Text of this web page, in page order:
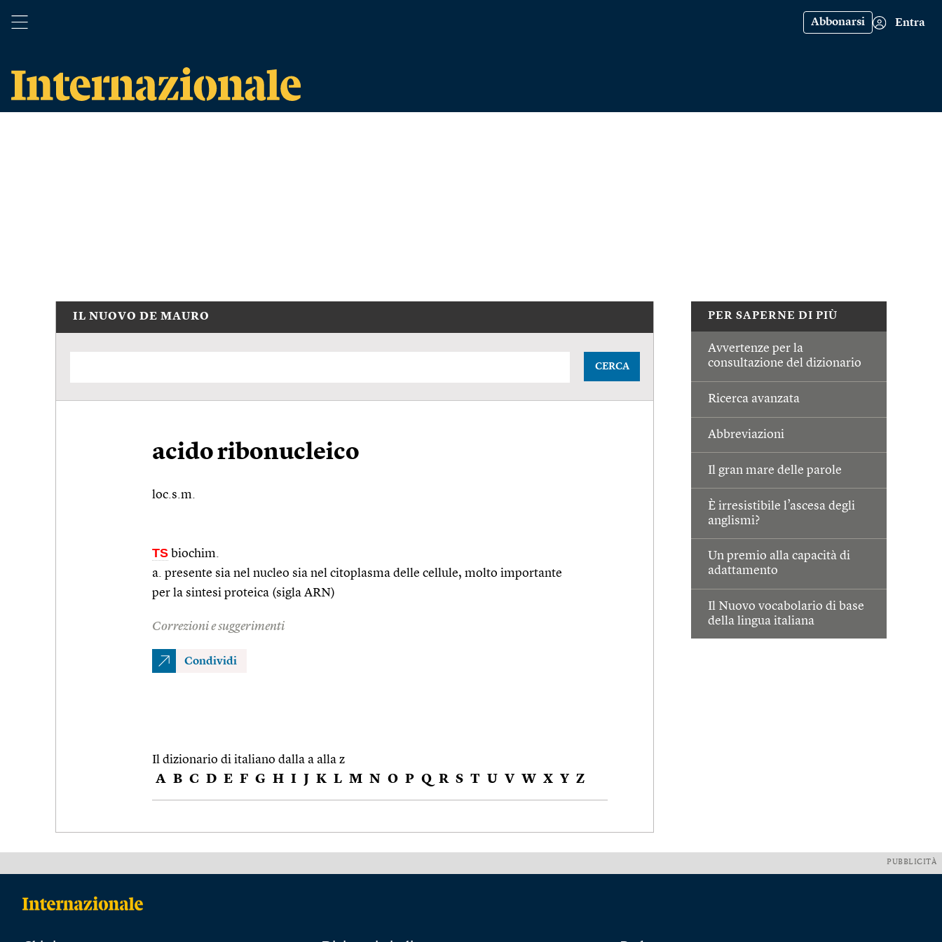
Abbonarsi Entra
PER SAPERNE DI PIÙ
Avvertenze per la
consultazione del dizionario
Ricerca avanzata
Abbreviazioni
Il gran mare delle parole
È irresistibile l’ascesa degli
anglismi?
Un premio alla capacità di
adattamento
Il Nuovo vocabolario di base
della lingua italiana
IL NUOVO DE MAURO
CERCA
acido ribonucleico
loc.s.m.
TS biochim.
a. presente sia nel nucleo sia nel citoplasma delle cellule, molto importante
per la sintesi proteica (sigla ARN)
Correzioni e suggerimenti
Condividi
Il dizionario di italiano dalla a alla z
A B C D E F G H I J K L M N O P Q R S T U V W X Y Z
PUBBLICITÀ